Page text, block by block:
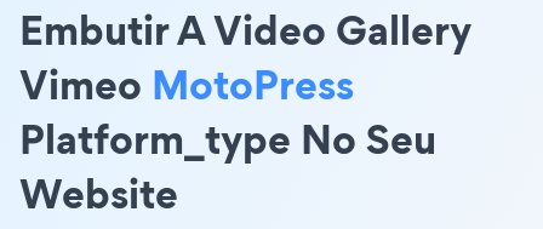
Embutir A Video Gallery
Vimeo MotoPress
Platform_type No Seu
Website